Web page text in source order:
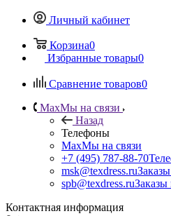
Личный кабинет
Корзина0
Избранные товары0
Сравнение товаров0
MaxМы на связи
Назад
Телефоны
MaxМы на связи
+7 (495) 787-88-70
msk@texdress.ru
spb@texdress.ru
Контактная информация